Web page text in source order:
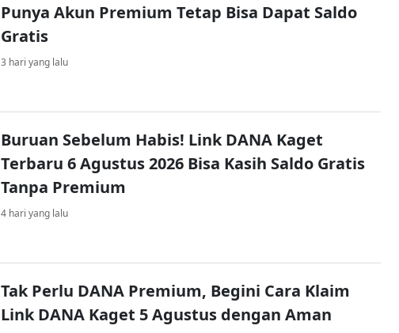
Punya Akun Premium Tetap Bisa Dapat Saldo
Gratis
3 hari yang lalu
Buruan Sebelum Habis! Link DANA Kaget
Terbaru 6 Agustus 2026 Bisa Kasih Saldo Gratis
Tanpa Premium
4 hari yang lalu
Tak Perlu DANA Premium, Begini Cara Klaim
Link DANA Kaget 5 Agustus dengan Aman